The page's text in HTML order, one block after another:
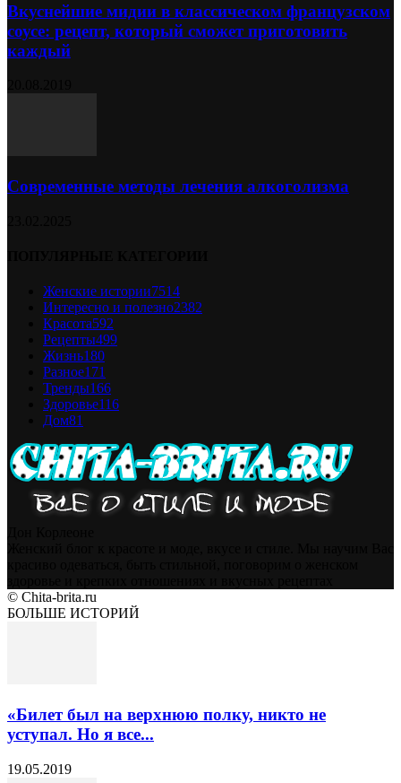
Вкуснейшие мидии в классическом французском
соусе: рецепт, который сможет приготовить
каждый
Современные методы лечения алкоголизма
Женские истории7514
Интересно и полезно2382
Красота592
Рецепты499
Жизнь180
Разное171
Тренды166
Здоровье116
Дом81
© Chita-brita.ru
БОЛЬШЕ ИСТОРИЙ
«Билет был на верхнюю полку, никто не
уступал. Но я все...
19.05.2019